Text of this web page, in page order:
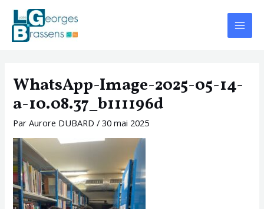
Aller
contenu
Main
Menu
WhatsApp-Image-2025-05-14-
a-10.08.37_b111196d
ParAurore DUBARD/30 mai 2025
Navigation
des
articles